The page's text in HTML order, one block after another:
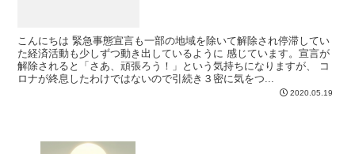
こんにちは 緊急事態宣言も一部の地域を除いて解除され停滞してい
た経済活動も少しずつ動き出しているように 感じています。宣言が
解除されると「さあ、頑張ろう！」という気持ちになりますが、 コ
ロナが終息したわけではないので引続き３密に気をつ...
2020.05.19